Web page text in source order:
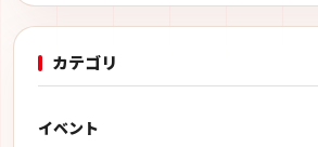
カテゴリ
イベント